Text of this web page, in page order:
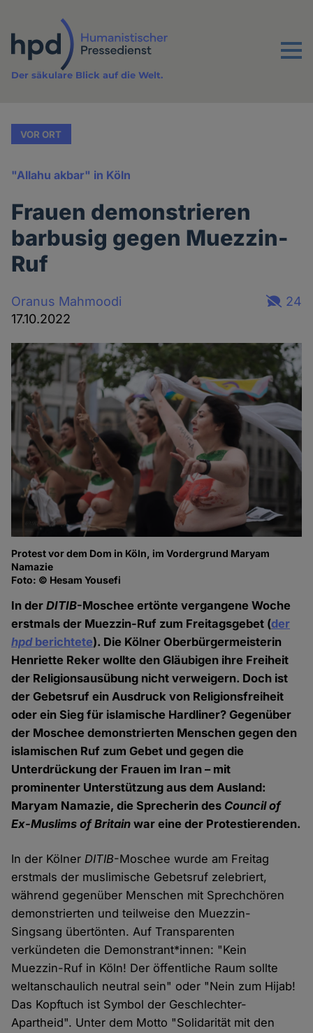
Inhalt
Menu
Der säkulare Blick auf die Welt.
VOR ORT
"Allahu akbar" in Köln
Frauen demonstrieren
barbusig gegen Muezzin-
Ruf
Oranus Mahmoodi
17.10.2022
24
Protest vor dem Dom in Köln, im Vordergrund Maryam
Namazie
Foto: © Hesam Yousefi
In derDITIB-Moschee ertönte vergangene Woche
erstmals der Muezzin-Ruf zum Freitagsgebet (der
hpdberichtete). Die Kölner Oberbürgermeisterin
Henriette Reker wollte den Gläubigen ihre Freiheit
der Religionsausübung nicht verweigern. Doch ist
der Gebetsruf ein Ausdruck von Religionsfreiheit
oder ein Sieg für islamische Hardliner? Gegenüber
der Moschee demonstrierten Menschen gegen den
islamischen Ruf zum Gebet und gegen die
Unterdrückung der Frauen im Iran – mit
prominenter Unterstützung aus dem Ausland:
Maryam Namazie, die Sprecherin des Council of
Ex-Muslims of Britain war eine der Protestierenden.
In der KölnerDITIB-Moschee wurde am Freitag
erstmals der muslimische Gebetsruf zelebriert,
während gegenüber Menschen mit Sprechchören
demonstrierten und teilweise den Muezzin-
Singsang übertönten. Auf Transparenten
verkündeten die Demonstrant*innen: "Kein
Muezzin-Ruf in Köln! Der öffentliche Raum sollte
weltanschaulich neutral sein" oder "Nein zum Hijab!
Das Kopftuch ist Symbol der Geschlechter-
Apartheid". Unter dem Motto "Solidarität mit den